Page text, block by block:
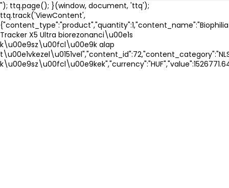
"); ttq.page(); }(window, document, 'ttq');
ttq.track('ViewContent',
{"content_type":"product","quantity":1,"content_name":"Biophilia
Tracker X5 Ultra biorezonanci\u00e1s
k\u00e9sz\u00fcl\u00e9k alap